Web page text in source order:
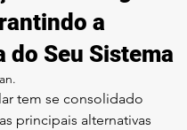
a
do Seu Sistema
tem se consolidado
principais alternativas